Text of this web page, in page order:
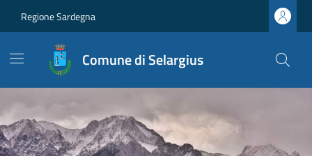
Regione Sardegna
Comune di Selargius